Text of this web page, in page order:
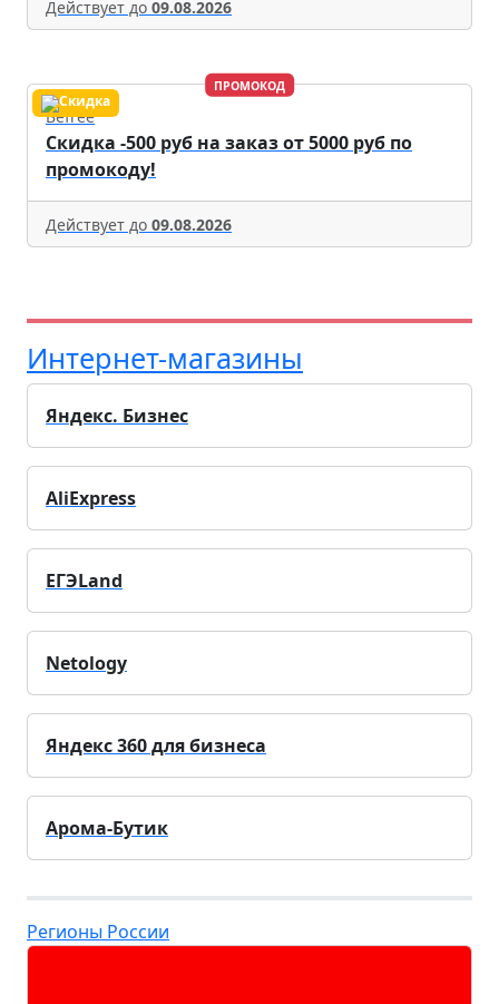
Действует до 09.08.2026
ПРОМОКОД
Befree
Скидка -500 руб на заказ от 5000 руб по
промокоду!
Действует до 09.08.2026
Интернет-магазины
Яндекс. Бизнес
AliExpress
ЕГЭLand
Netology
Яндекс 360 для бизнеса
Арома-Бутик
Регионы России